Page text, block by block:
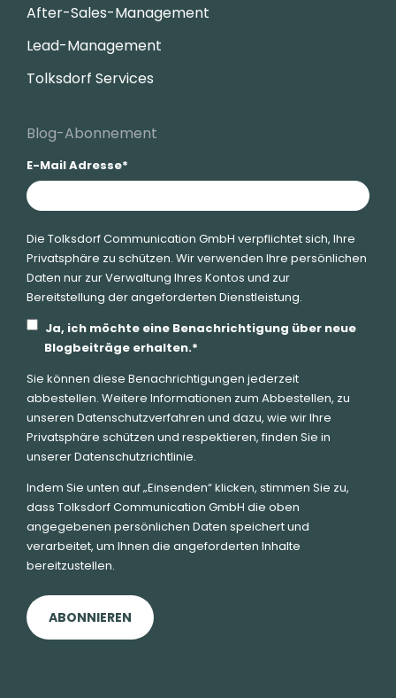
After-Sales-Management
Lead-Management
Tolksdorf Services
Blog-Abonnement
E-Mail Adresse*
Die Tolksdorf Communication GmbH verpflichtet sich, Ihre
Privatsphäre zu schützen. Wir verwenden Ihre persönlichen
Daten nur zur Verwaltung Ihres Kontos und zur
Bereitstellung der angeforderten Dienstleistung.
Ja, ich möchte eine Benachrichtigung über neue
Blogbeiträge erhalten.*
Sie können diese Benachrichtigungen jederzeit
abbestellen. Weitere Informationen zum Abbestellen, zu
unseren Datenschutzverfahren und dazu, wie wir Ihre
Privatsphäre schützen und respektieren, finden Sie in
unserer Datenschutzrichtlinie.
Indem Sie unten auf „Einsenden“ klicken, stimmen Sie zu,
dass Tolksdorf Communication GmbH die oben
angegebenen persönlichen Daten speichert und
verarbeitet, um Ihnen die angeforderten Inhalte
bereitzustellen.